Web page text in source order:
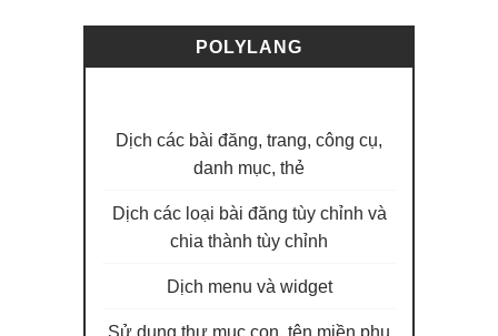
POLYLANG
Dịch các bài đăng, trang, công cụ,
danh mục, thẻ
Dịch các loại bài đăng tùy chỉnh và
chia thành tùy chỉnh
Dịch menu và widget
Sử dụng thư mục con, tên miền phụ